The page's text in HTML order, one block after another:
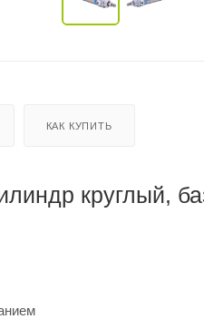
КАК КУПИТЬ
круглый,